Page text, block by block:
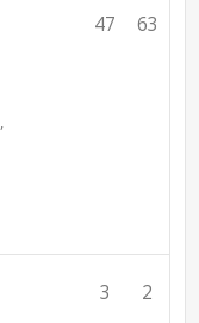
63
47
2
3